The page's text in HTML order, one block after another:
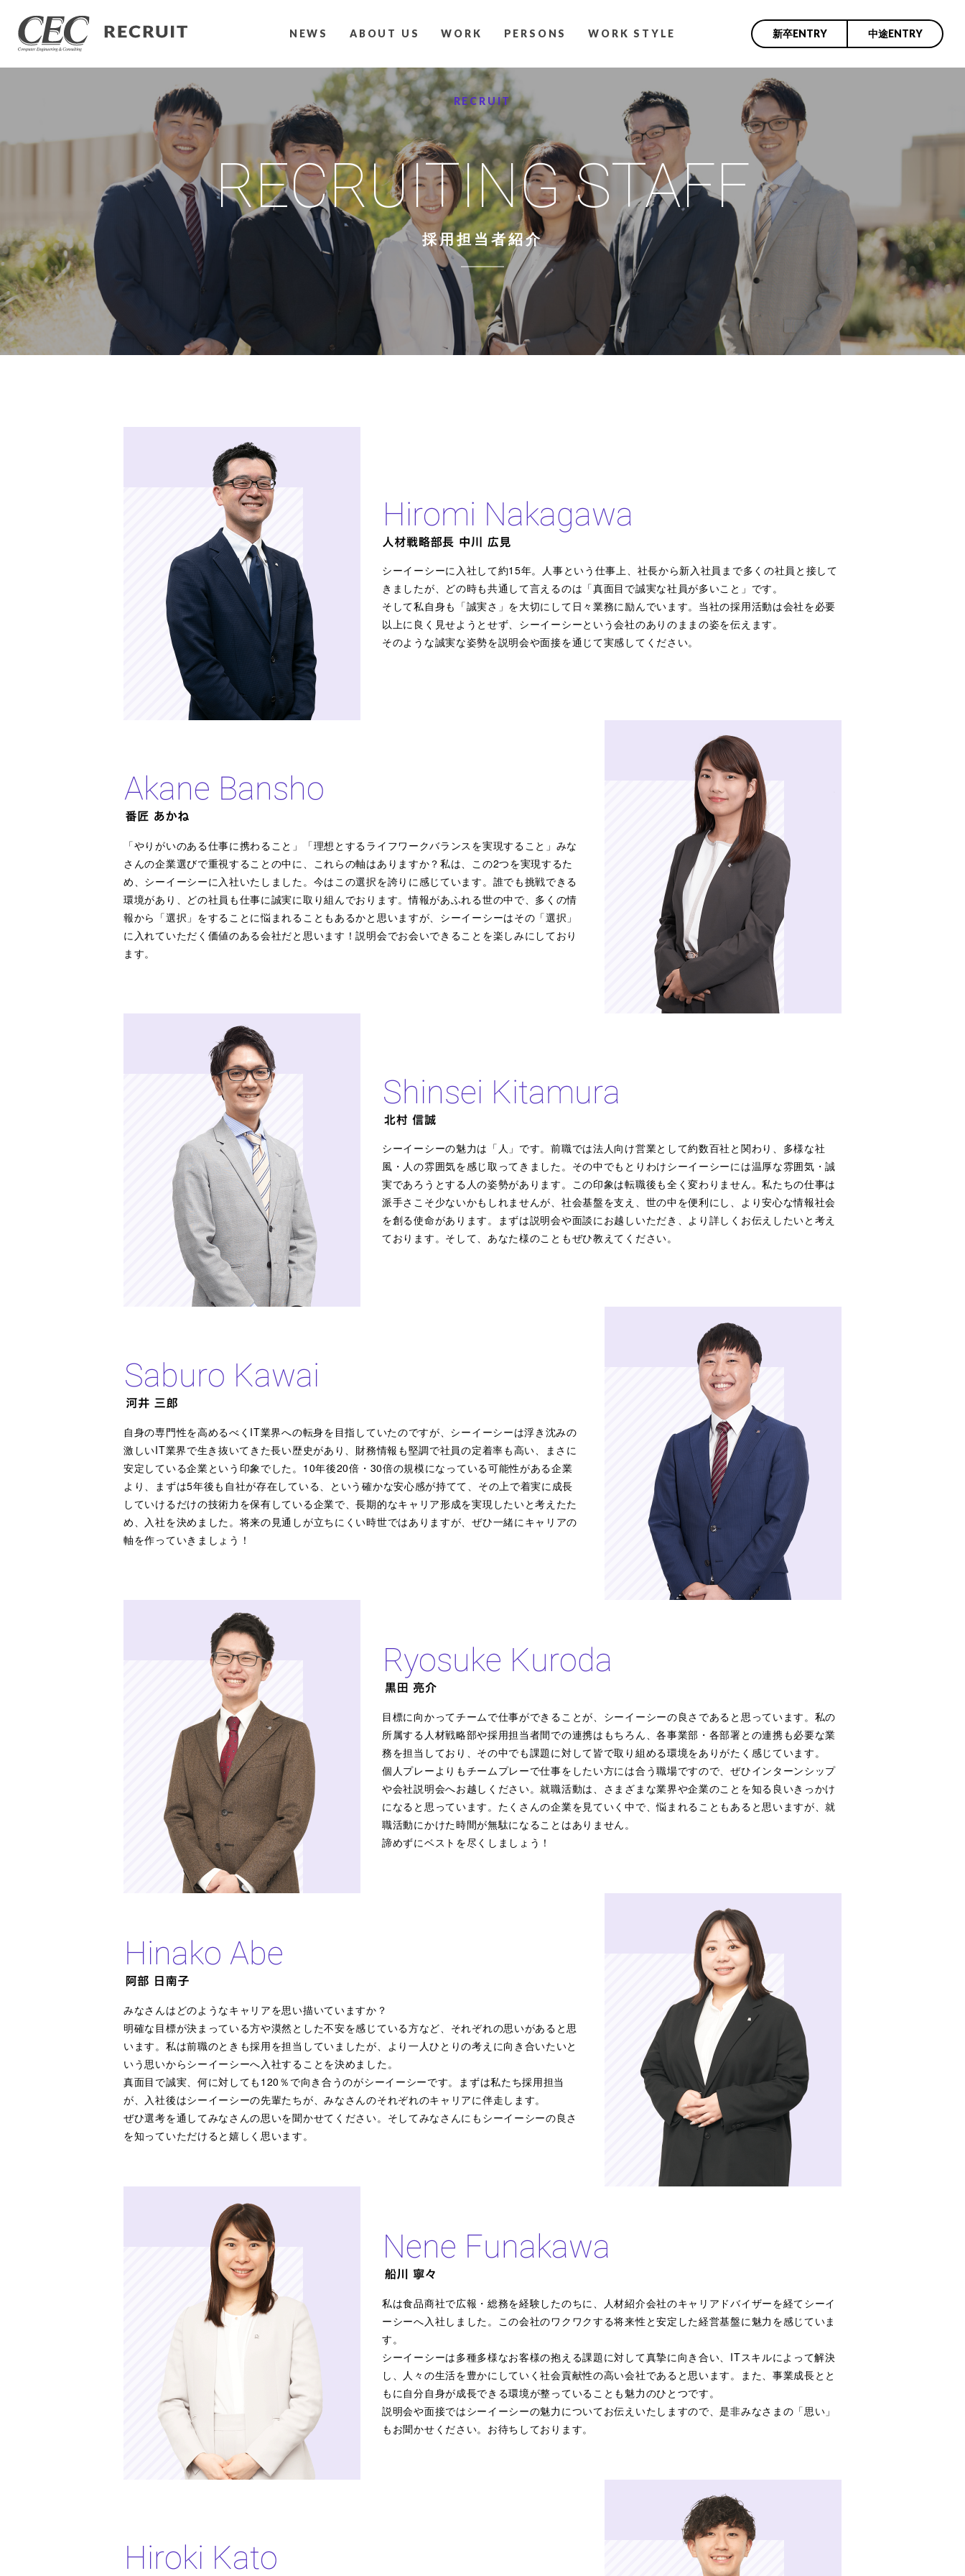
NEWS ABOUT US WORK PERSONS WORK STYLE
RECRUIT
新卒ENTRY 中途ENTRY
RECRUITING STAFF
採用担当者紹介
シーイーシーに入社して約15年。人事という仕事上、社長から新入社員まで多くの社員と接して
きましたが、どの時も共通して言えるのは「真面目で誠実な社員が多いこと」です。
そして私自身も「誠実さ」を大切にして日々業務に励んでいます。当社の採用活動は会社を必要
以上に良く見せようとせず、シーイーシーという会社のありのままの姿を伝えます。
そのような誠実な姿勢を説明会や面接を通じて実感してください。
「やりがいのある仕事に携わること」「理想とするライフワークバランスを実現すること」みな
さんの企業選びで重視することの中に、これらの軸はありますか？私は、この2つを実現するた
め、シーイーシーに入社いたしました。今はこの選択を誇りに感じています。誰でも挑戦できる
環境があり、どの社員も仕事に誠実に取り組んでおります。情報があふれる世の中で、多くの情
報から「選択」をすることに悩まれることもあるかと思いますが、シーイーシーはその「選択」
に入れていただく価値のある会社だと思います！説明会でお会いできることを楽しみにしており
ます。
シーイーシーの魅力は「人」です。前職では法人向け営業として約数百社と関わり、多様な社
風・人の雰囲気を感じ取ってきました。その中でもとりわけシーイーシーには温厚な雰囲気・誠
実であろうとする人の姿勢があります。この印象は転職後も全く変わりません。私たちの仕事は
派手さこそ少ないかもしれませんが、社会基盤を支え、世の中を便利にし、より安心な情報社会
を創る使命があります。まずは説明会や面談にお越しいただき、より詳しくお伝えしたいと考え
ております。そして、あなた様のこともぜひ教えてください。
自身の専門性を高めるべくIT業界への転身を目指していたのですが、シーイーシーは浮き沈みの
激しいIT業界で生き抜いてきた長い歴史があり、財務情報も堅調で社員の定着率も高い、まさに
安定している企業という印象でした。10年後20倍・30倍の規模になっている可能性がある企業
より、まずは5年後も自社が存在している、という確かな安心感が持てて、その上で着実に成長
していけるだけの技術力を保有している企業で、長期的なキャリア形成を実現したいと考えたた
め、入社を決めました。将来の見通しが立ちにくい時世ではありますが、ぜひ一緒にキャリアの
軸を作っていきましょう！
目標に向かってチームで仕事ができることが、シーイーシーの良さであると思っています。私の
所属する人材戦略部や採用担当者間での連携はもちろん、各事業部・各部署との連携も必要な業
務を担当しており、その中でも課題に対して皆で取り組める環境をありがたく感じています。
個人プレーよりもチームプレーで仕事をしたい方には合う職場ですので、ぜひインターンシップ
や会社説明会へお越しください。就職活動は、さまざまな業界や企業のことを知る良いきっかけ
になると思っています。たくさんの企業を見ていく中で、悩まれることもあると思いますが、就
職活動にかけた時間が無駄になることはありません。
諦めずにベストを尽くしましょう！
みなさんはどのようなキャリアを思い描いていますか？
明確な目標が決まっている方や漠然とした不安を感じている方など、それぞれの思いがあると思
います。私は前職のときも採用を担当していましたが、より一人ひとりの考えに向き合いたいと
いう思いからシーイーシーへ入社することを決めました。
真面目で誠実、何に対しても120％で向き合うのがシーイーシーです。まずは私たち採用担当
が、入社後はシーイーシーの先輩たちが、みなさんのそれぞれのキャリアに伴走します。
ぜひ選考を通してみなさんの思いを聞かせてください。そしてみなさんにもシーイーシーの良さ
を知っていただけると嬉しく思います。
私は食品商社で広報・総務を経験したのちに、人材紹介会社のキャリアドバイザーを経てシーイ
ーシーへ入社しました。この会社のワクワクする将来性と安定した経営基盤に魅力を感じていま
す。
シーイーシーは多種多様なお客様の抱える課題に対して真摯に向き合い、ITスキルによって解決
し、人々の生活を豊かにしていく社会貢献性の高い会社であると思います。また、事業成長とと
もに自分自身が成長できる環境が整っていることも魅力のひとつです。
説明会や面接ではシーイーシーの魅力についてお伝えいたしますので、是非みなさまの「思い」
もお聞かせください。お待ちしております。